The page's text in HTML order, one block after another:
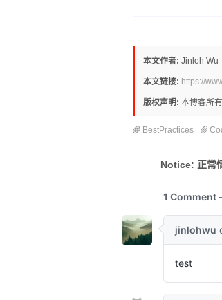
本文作者: Jinloh Wu
本文链接: https://
版权声明: 本博客所
BestPractices
Notice: 正常